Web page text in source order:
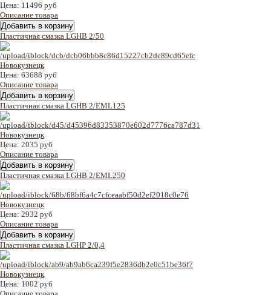
Цена: 11496 руб
Описание товара
Пластичная смазка LGHB 2/50
Цена: 63688 руб
Описание товара
Пластичная смазка LGHB 2/EML125
Цена: 2035 руб
Описание товара
Пластичная смазка LGHB 2/EML250
Цена: 2932 руб
Описание товара
Пластичная смазка LGHP 2/0,4
Цена: 1002 руб